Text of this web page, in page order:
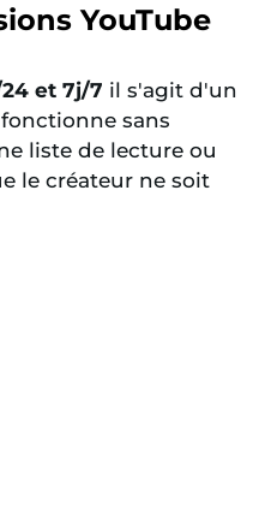
YouTube
et 7j/7 il s'agit d'un
sans
liste de lecture ou
le créateur ne soit